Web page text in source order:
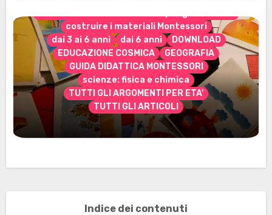
costruire i materiali Montessori
dai 3 ai 6 anni
dai 6 anni
DOWNLOAD
EDUCAZIONE COSMICA
GEOGRAFIA
GUIDA DIDATTICA MONTESSORI
scienze: fisica e chimica
TUTTI GLI ARGOMENTI PER ETA'
TUTTI GLI ARTICOLI
Marzo 2026: nuovi materiali stampabili
per gli abbonati
Indice dei contenuti